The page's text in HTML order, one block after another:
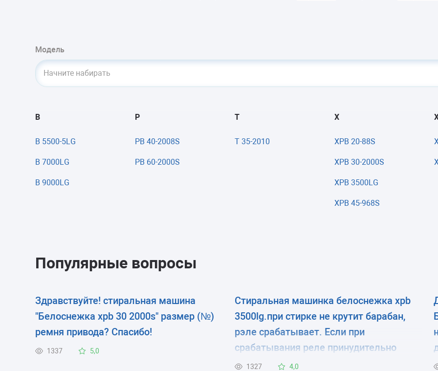
Модель
Начните набирать
B
B 5500-5LG
B 7000LG
B 9000LG
P
PB 40-2008S
PB 60-2000S
T
T 35-2010
X
XPB 20-88S
XPB 30-2000S
XPB 3500LG
XPB 45-968S
Популярные вопросы
Здравствуйте! стиральная машина
"Белоснежка xpb 30 2000s" размер (№)
ремня привода? Спасибо!
1337 5,0
Стиральная машинка белоснежка xpb
3500lg.при стирке не крутит барабан,
рэле срабатывает. Если при
срабатывания реле принудительно
крутнуть барабан, тогда начинает
1327 4,0